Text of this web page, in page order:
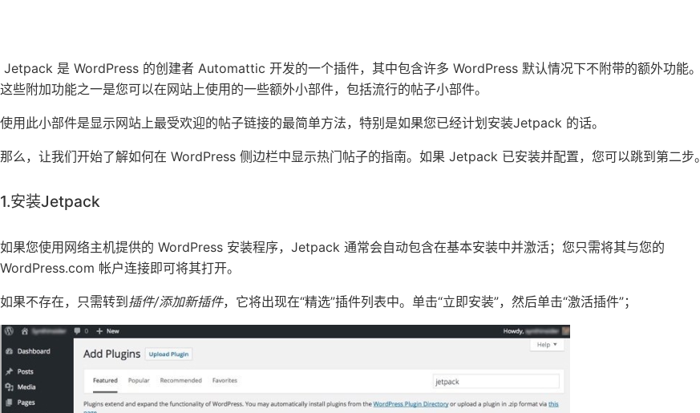
Jetpack 是 WordPress 的创建者 Automattic 开发的一个插件，其中包含许多 WordPress 默认情况下不附带的额外功能。
这些附加功能之一是您可以在网站上使用的一些额外小部件，包括流行的帖子小部件。
使用此小部件是显示网站上最受欢迎的帖子链接的最简单方法，特别是如果您已经计划安装Jetpack 的话。
那么，让我们开始了解如何在 WordPress 侧边栏中显示热门帖子的指南。如果 Jetpack 已安装并配置，您可以跳到第二步。
1.安装Jetpack
如果您使用网络主机提供的 WordPress 安装程序，Jetpack 通常会自动包含在基本安装中并激活；您只需将其与您的
WordPress.com 帐户连接即可将其打开。
如果不存在，只需转到 插件/添加新插件，它将出现在“精选”插件列表中。单击“立即安装”，然后单击“激活插件”；